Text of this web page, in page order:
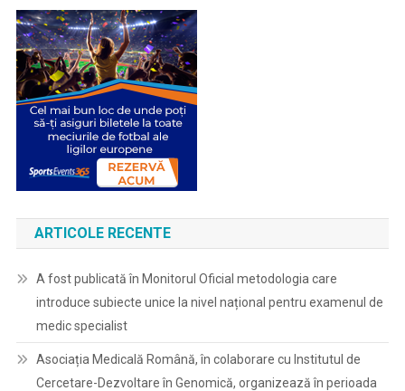
ARTICOLE RECENTE
A fost publicată în Monitorul Oficial metodologia care
introduce subiecte unice la nivel național pentru examenul de
medic specialist
Asociația Medicală Română, în colaborare cu Institutul de
Cercetare-Dezvoltare în Genomică, organizează în perioada